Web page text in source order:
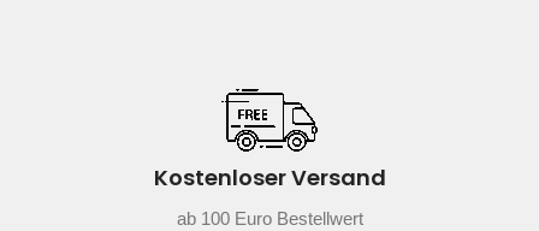
Kostenloser Versand
ab 100 Euro Bestellwert